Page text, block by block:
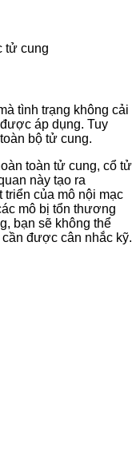
tử cung
tình trạng không cải
áp dụng. Tuy
bộ tử cung.
toàn tử cung, cổ tử
này tạo ra
triển của mô nội mạc
mô bị tổn thương
bạn sẽ không thể
được cân nhắc kỹ.